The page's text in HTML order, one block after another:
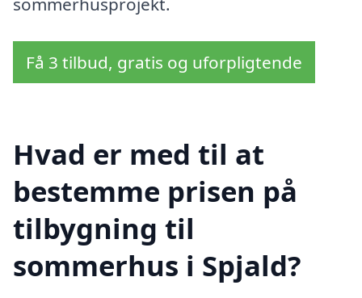
Få 3 tilbud, gratis og uforpligtende
Hvad er med til at
bestemme prisen på
tilbygning til
sommerhus i Spjald?